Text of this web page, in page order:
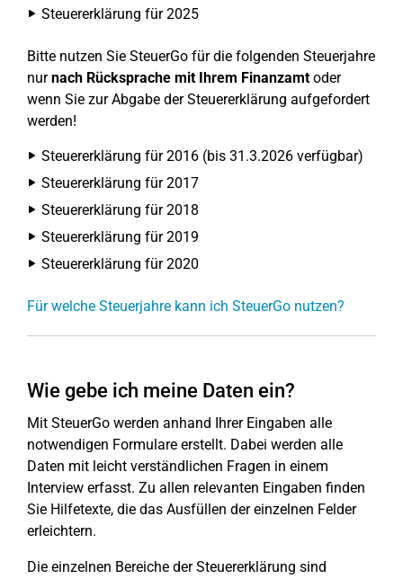
Steuererklärung für 2025
Bitte nutzen Sie SteuerGo für die folgenden Steuerjahre
nurnach Rücksprache mit Ihrem Finanzamtoder
wenn Sie zur Abgabe der Steuererklärung aufgefordert
werden!
Steuererklärung für 2016 (bis 31.3.2026 verfügbar)
Steuererklärung für 2017
Steuererklärung für 2018
Steuererklärung für 2019
Steuererklärung für 2020
Für welche Steuerjahre kann ich SteuerGo nutzen?
Wie gebe ich meine Daten ein?
Mit SteuerGo werden anhand Ihrer Eingaben alle
notwendigen Formulare erstellt. Dabei werden alle
Daten mit leicht verständlichen Fragen in einem
Interview erfasst. Zu allen relevanten Eingaben finden
Sie Hilfetexte, die das Ausfüllen der einzelnen Felder
erleichtern.
Die einzelnen Bereiche der Steuererklärung sind